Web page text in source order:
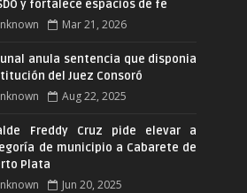
y fortalece espacios de fe
Mar 21, 2026
anula sentencia que disponia
del Juez Consoró
Aug 22, 2025
Freddy Cruz pide elevar a
de municipio a Cabarete de
Plata
Jun 20, 2025